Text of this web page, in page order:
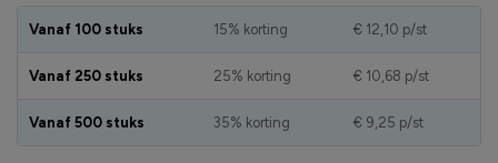
Vanaf 100 stuks 15% korting € 12,10 p/st
Vanaf 250 stuks 25% korting € 10,68 p/st
Vanaf 500 stuks 35% korting € 9,25 p/st